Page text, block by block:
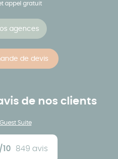
appel gratuit
agences
de devis
de nos clients
Suite
:
849 avis